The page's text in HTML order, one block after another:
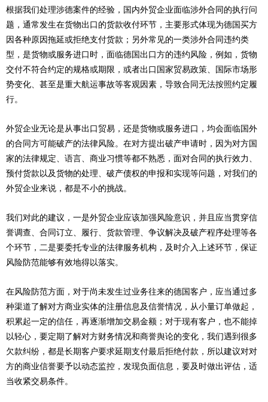
根据我们处理涉德案件的经验，国内外贸企业面临涉外合同的执行问
题，通常发生在货物出口的货款收付环节，主要形式体现为德国买方
因各种原因拖延或拒绝支付货款；另外常见的一类涉外合同违约类
型，是货物或服务进口时，面临德国出口方的违约风险，例如，货物
交付不符合约定的规格或期限，或者出口国家贸易政策、国际市场形
势变化、甚至是重大航运事故等客观因素，导致合同无法按照约定履
行。
外贸企业无论是从事出口贸易，还是货物或服务进口，均会面临国外
的合同方可能破产的法律风险。在对方提出破产申请时，因为对方国
家的法律规定、语言、商业习惯等都不熟悉，面对合同的执行效力、
预付货款以及货物的处理、破产债权的申报和实现等问题，对我们的
外贸企业来说，都是不小的挑战。
我们对此的建议，一是外贸企业应该加强风险意识，并且应当贯穿信
誉调查、合同订立、履行、货款管理、争议解决及破产程序处理等各
个环节，二是要委托专业的法律服务机构，及时介入上述环节，保证
风险防范能够有效地得以落实。
在风险防范方面，对于尚未发生过业务往来的德国客户，应当通过多
种渠道了解对方商业实体的注册信息及信誉情况，从小量订单做起，
积累起一定的信任，再逐渐增加交易金额；对于现有客户，也不能掉
以轻心，要定期了解对方财务情况和商誉舆论的变化，我们遇到很多
欠款纠纷，都是长期客户要求延期支付最后拒绝付款，所以建议对对
方的商业信誉要予以动态监控，发现负面信息，要及时做出评估，适
当收紧交易条件。